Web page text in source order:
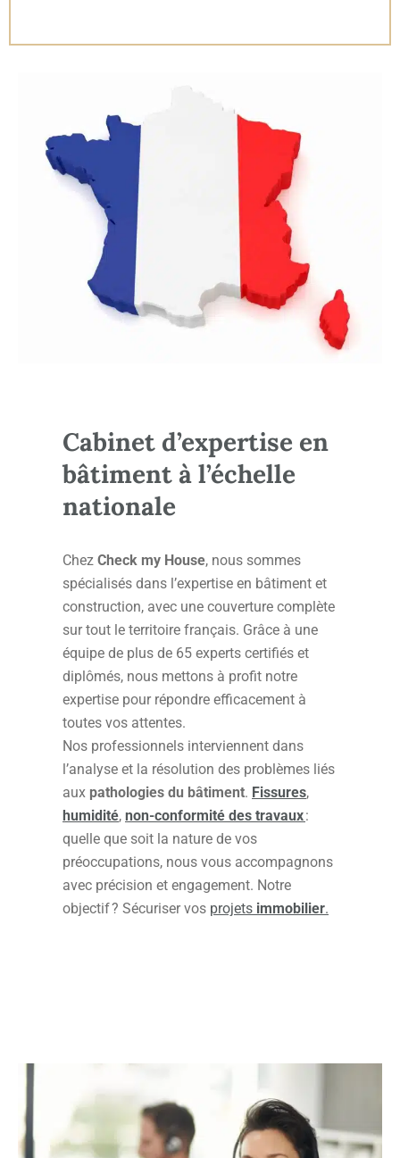
Cabinet d’expertise en
bâtiment à l’échelle
nationale
Chez Check my House, nous sommes
spécialisés dans l’expertise en bâtiment et
construction, avec une couverture complète
sur tout le territoire français. Grâce à une
équipe de plus de 65 experts certifiés et
diplômés, nous mettons à profit notre
expertise pour répondre efficacement à
toutes vos attentes.
Nos professionnels interviennent dans
l’analyse et la résolution des problèmes liés
aux pathologies du bâtiment. Fissures,
humidité, non-conformité des travaux:
quelle que soit la nature de vos
préoccupations, nous vous accompagnons
avec précision et engagement. Notre
objectif ? Sécuriser vos projets immobilier.